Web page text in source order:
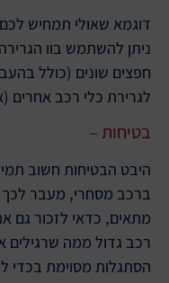
דוגמא שאולי תמחיש
ניתן להשתמש בוו
חפצים שונים (כולל
לגרירת כלי רכב אחרים
בטיחות –
היבט הבטיחות חשוב
ברכב מסחרי, מעבר לכך
מתאים, כדאי לזכור גם
רכב גדול ממה שרגילים
הסתגלות מסוימת בכדי